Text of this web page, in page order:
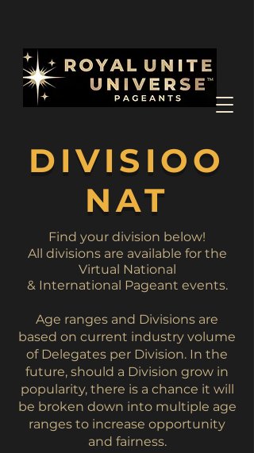
DIVISIOO
NAT
Find your division below!
All divisions are available for the
Virtual National
& International Pageant events.
Age ranges and Divisions are
based on current industry volume
of Delegates per Division. In the
future, should a Division grow in
popularity, there is a chance it will
be broken down into multiple age
ranges to increase opportunity
and fairness.